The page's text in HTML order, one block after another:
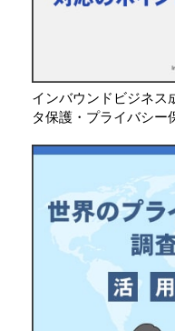
インバウンドビジネス
タ保護・プライバシー